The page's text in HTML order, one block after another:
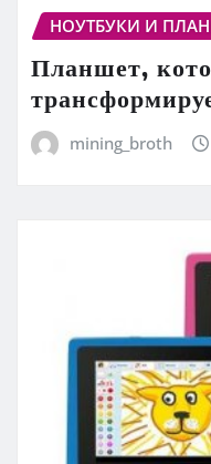
НОУТБУКИ И
Планшет,
mining_broth